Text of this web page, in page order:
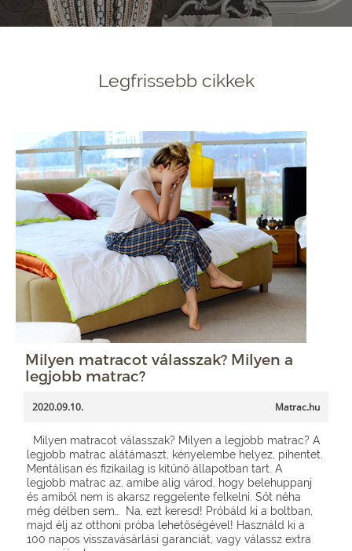
Legfrissebb cikkek
Milyen matracot válasszak? Milyen a
legjobb matrac?
2020.09.10. Matrac.hu
Milyen matracot válasszak? Milyen a legjobb matrac? A
legjobb matrac alátámaszt, kényelembe helyez, pihentet.
Mentálisan és fizikailag is kitűnő állapotban tart. A
legjobb matrac az, amibe alig várod, hogy belehuppanj
és amiből nem is akarsz reggelente felkelni. Sőt néha
még délben sem… Na, ezt keresd! Próbáld ki a boltban,
majd élj az otthoni próba lehetőségével! Használd ki a
100 napos visszavásárlási garanciát, vagy válassz extra